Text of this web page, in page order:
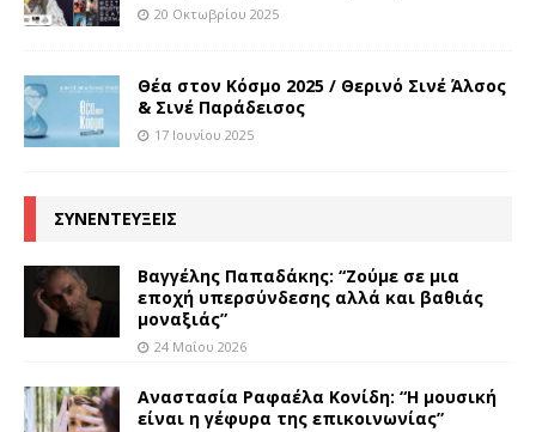
20 Οκτωβρίου 2025
Θέα στον Κόσμο 2025 / Θερινό Σινέ Άλσος
& Σινέ Παράδεισος
17 Ιουνίου 2025
ΣΥΝΕΝΤΕΥΞΕΙΣ
Βαγγέλης Παπαδάκης: “Ζούμε σε μια
εποχή υπερσύνδεσης αλλά και βαθιάς
μοναξιάς”
24 Μαΐου 2026
Αναστασία Ραφαέλα Κονίδη: “Η μουσική
είναι η γέφυρα της επικοινωνίας”